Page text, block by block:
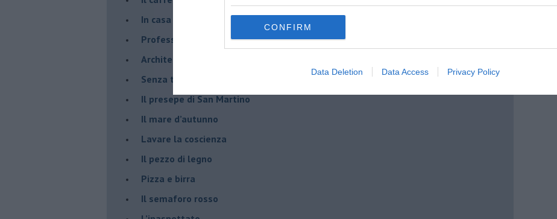
CONFIRM
Data Deletion Data Access Privacy Policy
​In casa ho una macchina del tempo
Professione: reporter
Architettura che abbaglia
​Senza tasche, un po’ come me
​Il presepe di San Martino
​Il mare d’autunno
​Lavare la coscienza
​Il pezzo di legno
​Pizza e birra
​Il semaforo rosso